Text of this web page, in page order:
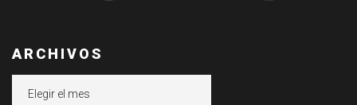
ARCHIVOS